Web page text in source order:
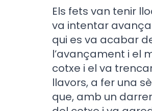
Els fets van tenir
va intentar
qui es va acabar
l’avançament i el
cotxe i el va
llavors, a fer una
que, amb un